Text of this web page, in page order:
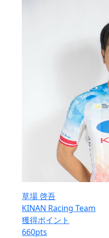
草場 啓吾
KINAN Racing Team
獲得ポイント
660pts